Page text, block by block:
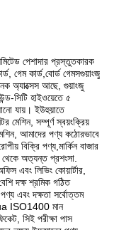
পেশাদার প্রস্তুতকারক
গেম কার্ড,বোর্ড গেমসগুয়াংজু
অ্যাক্সেস আছে, গুয়াংজু
সিটি হাইওয়েতে ৫
যায়। ইউহুয়াতে
মেশিন, সম্পূর্ণ স্বয়ংক্রিয়
মেশিন, আমাদের পণ্য কঠোরভাবে
বিক্রি পণ্য,মার্কিন বাজার
থেকে অত্যন্ত প্রশংসা.
এবং লিভিং কোয়ার্টার,
দক্ষ শ্রমিক গঠিত
এবং দক্ষতা সর্বোত্তম
ISO1400 মান
সিই পরীক্ষা পাস